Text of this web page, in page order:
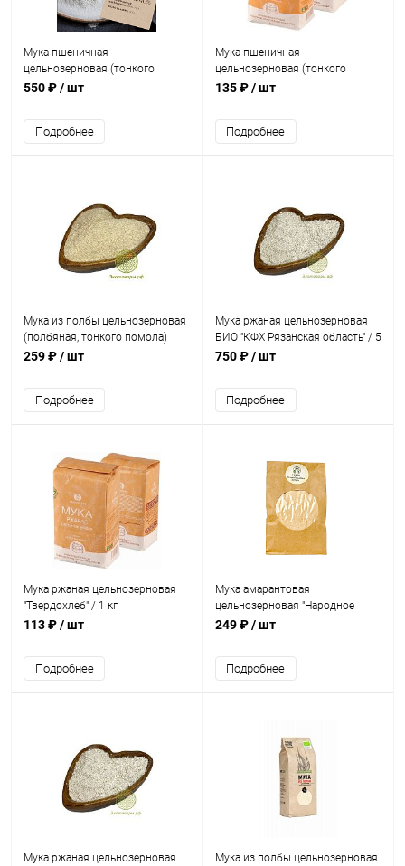
Мука пшеничная
цельнозерновая (тонкого
помола) БИО "О'Ника / Оника", 3
550 ₽/ шт
Подробнее
Мука пшеничная
цельнозерновая (тонкого
помола) "Твердохлеб" / 1 кг
135 ₽/ шт
Подробнее
Мука из полбы цельнозерновая
(полбяная, тонкого помола)
"Экотовары.рф" / 1 кг
259 ₽/ шт
Подробнее
Мука ржаная цельнозерновая
БИО "КФХ Рязанская область" / 5
кг
750 ₽/ шт
Подробнее
Мука ржаная цельнозерновая
"Твердохлеб" / 1 кг
113 ₽/ шт
Подробнее
Мука амарантовая
цельнозерновая "Народное
Здоровье" / 500 г
249 ₽/ шт
Подробнее
Мука ржаная цельнозерновая Мука из полбы цельнозерновая